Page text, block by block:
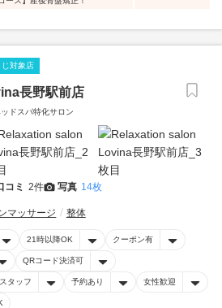
対象店
長野駅前店
ドスパ特化サロン
コミ 2件 写真 14枚
マッサージ 整体
21時以降OK クーポン有
QRコード決済可
タッフ 予約あり 女性歓迎